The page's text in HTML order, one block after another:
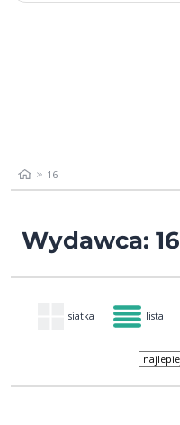
16
Wydawca: 16
siatka lista